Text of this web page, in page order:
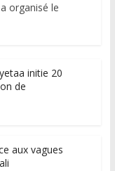
organisé le
initie 20
de
aux vagues